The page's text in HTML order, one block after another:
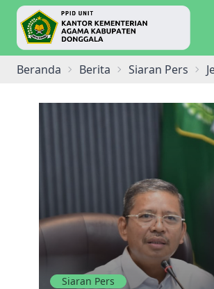
Beranda Berita Siaran Pers
Siaran Pers